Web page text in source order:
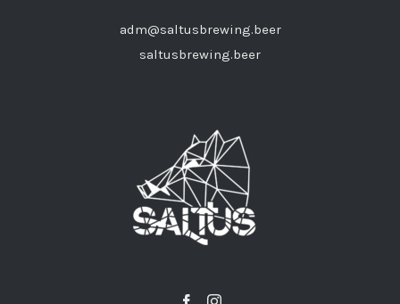
adm@saltusbrewing.beer
saltusbrewing.beer